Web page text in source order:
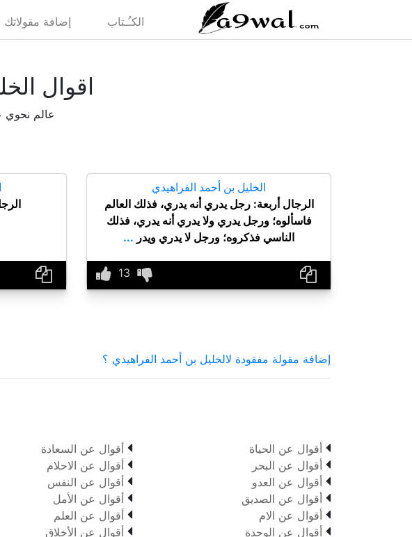
الكـُـتاب إضافة مقولاتك
اقوال
عالم نحوي عربي (2
الخليل بن أحمد الفراهيدي
الرجال أربعة: رجل يدري أنه يدري، فذلك العالم
فاسألوه؛ ورجل يدري ولا يدري أنه يدري، فذلك
الناسي فذكروه؛ ورجل لا يدري ويدر ...
إضافة مقولة مفقودة لالخليل بن أحمد الفراهيدي ؟
 أقوال عن الحياة
 أقوال عن البحر
 أقوال عن العدو
 أقوال عن الصديق
 أقوال عن الام
 أقوال عن الوحدة
 أقوال عن السعادة
 أقوال عن الاحلام
 أقوال عن النفس
 أقوال عن الأمل
 أقوال عن العلم
 أقوال عن الأخلاق